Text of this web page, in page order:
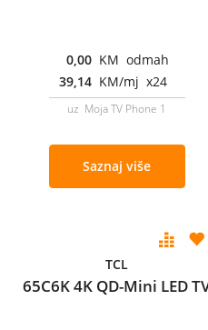
0,00 KM odmah
39,14 KM/mj x24
uz Moja TV Phone 1
Saznaj više
TCL
65C6K 4K QD-Mini LED